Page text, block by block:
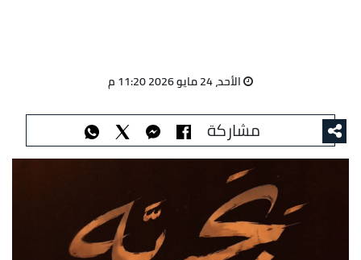
الأحد، 24 مايو 2026 11:20 م
مشاركة